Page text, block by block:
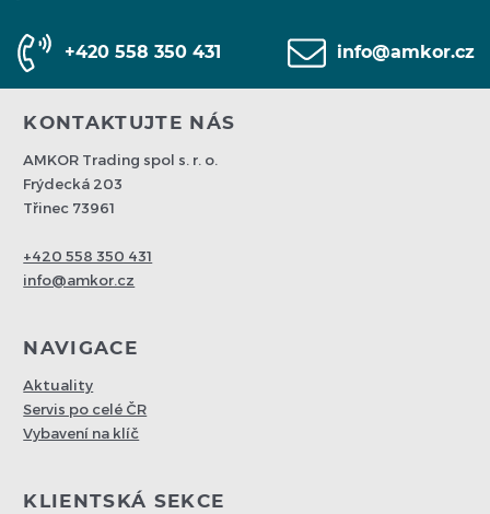
+420 558 350 431 info@amkor.cz
KONTAKTUJTE NÁS
AMKOR Trading spol s. r. o.
Frýdecká 203
Třinec 73961
+420 558 350 431
info@amkor.cz
NAVIGACE
Aktuality
Servis po celé ČR
Vybavení na klíč
KLIENTSKÁ SEKCE